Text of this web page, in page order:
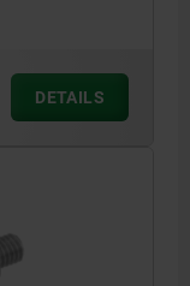
DETAILS